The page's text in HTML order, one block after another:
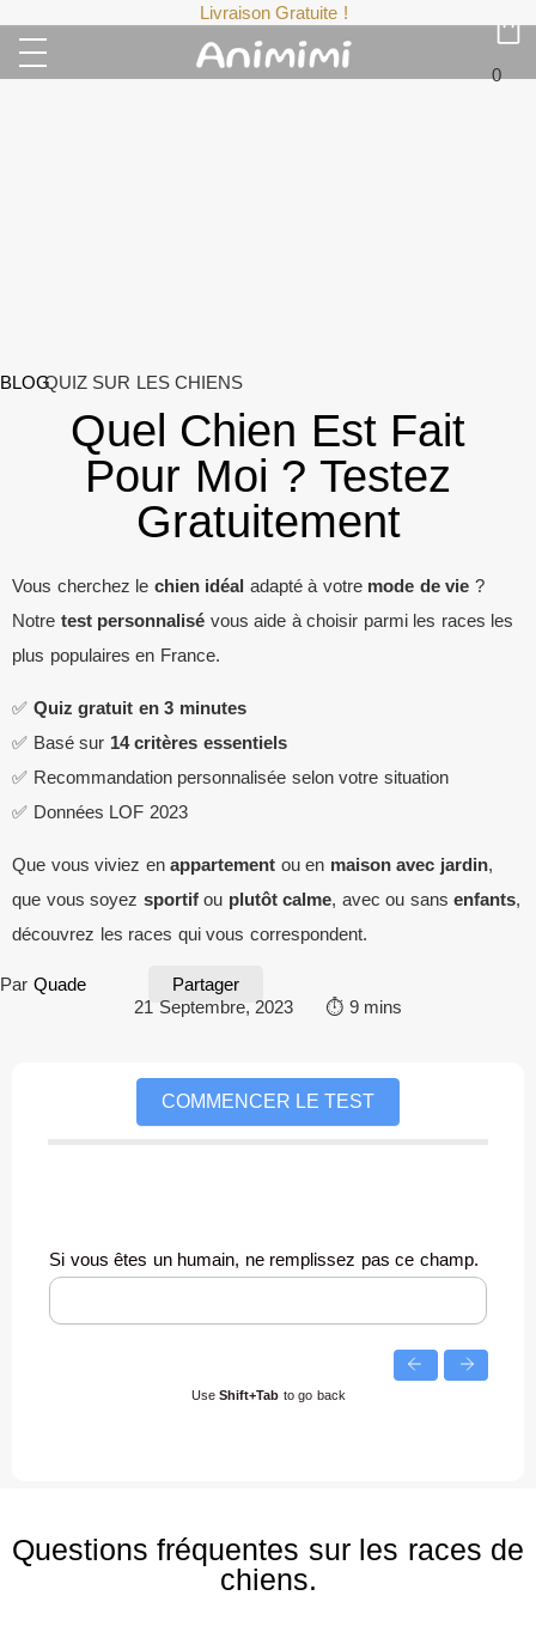
Livraison Gratuite !
0
BLOGQUIZ SUR LES CHIENS
Quel Chien Est Fait
Pour Moi ? Testez
Gratuitement
Vous cherchez le chien idéal adapté à votre mode de vie ?
Notre test personnalisé vous aide à choisir parmi les races les
plus populaires en France.
✅ Quiz gratuit en 3 minutes
✅ Basé sur 14 critères essentiels
✅ Recommandation personnalisée selon votre situation
✅ Données LOF 2023
Que vous viviez en appartement ou en maison avec jardin,
que vous soyez sportifou plutôt calme, avec ou sans enfants,
découvrez les races qui vous correspondent.
Par Quade
Partager
21 Septembre, 2023 ⏱️ 9 mins
COMMENCER LE TEST
Si vous êtes un humain, ne remplissez pas ce champ.
Use Shift+Tab to go back
Questions fréquentes sur les races de
chiens.